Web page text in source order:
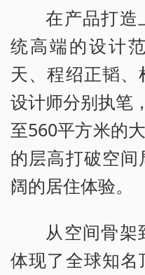
在产品打造
统高端的设计
天、程绍正韬
设计师分别执笔
至560平方米的
的层高打破空
阔的居住体验。
从空间骨架
体现了全球知